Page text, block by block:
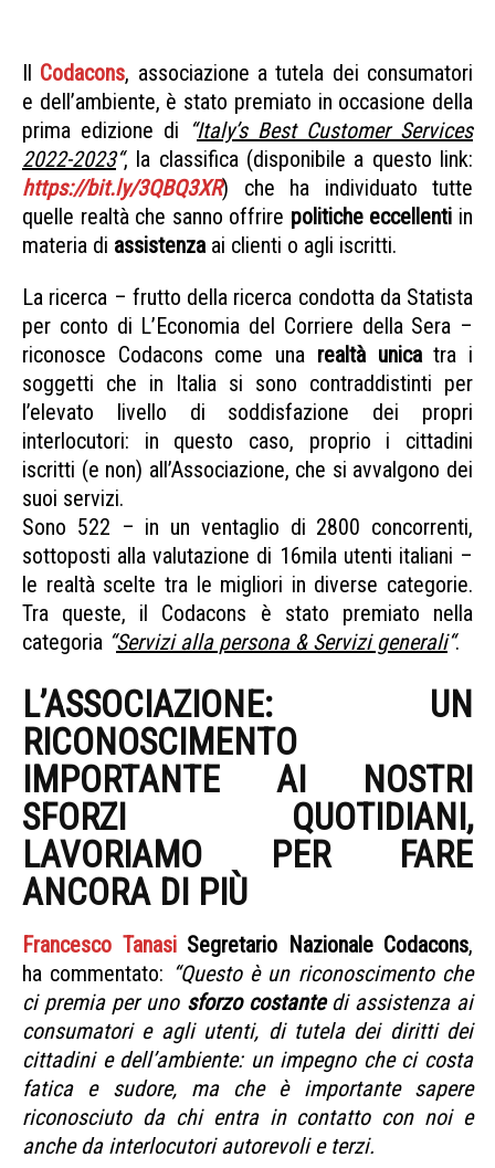
Il Codacons, associazione a tutela dei consumatori
e dell’ambiente, è stato premiato in occasione della
prima edizione di “Italy’s Best Customer Services
2022-2023“, la classifica (disponibile a questo link:
https://bit.ly/3QBQ3XR) che ha individuato tutte
quelle realtà che sanno offrire politiche eccellenti in
materia di assistenzaai clienti o agli iscritti.
La ricerca – frutto della ricerca condotta da Statista
per conto di L’Economia del Corriere della Sera –
riconosce Codacons come una realtà unicatra i
soggetti che in Italia si sono contraddistinti per
l’elevato livello di soddisfazione dei propri
interlocutori: in questo caso, proprio i cittadini
iscritti (e non) all’Associazione, che si avvalgono dei
suoi servizi.
Sono 522 – in un ventaglio di 2800 concorrenti,
sottoposti alla valutazione di 16mila utenti italiani –
le realtà scelte tra le migliori in diverse categorie.
Tra queste, il Codacons è stato premiato nella
categoria “Servizi alla persona & Servizi generali“.
L’ASSOCIAZIONE: UN
RICONOSCIMENTO
IMPORTANTE AI NOSTRI
SFORZI QUOTIDIANI,
LAVORIAMO PER FARE
ANCORA DI PIÙ
Francesco TanasiSegretario Nazionale Codacons,
ha commentato: “Questo è un riconoscimento che
ci premia per uno sforzo costantedi assistenza ai
consumatori e agli utenti, di tutela dei diritti dei
cittadini e dell’ambiente: un impegno che ci costa
fatica e sudore, ma che è importante sapere
riconosciuto da chi entra in contatto con noi e
anche da interlocutori autorevoli e terzi.